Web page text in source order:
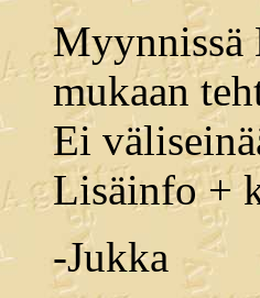
Myynnissä
mukaan
Ei
Lisäinfo +
-Jukka